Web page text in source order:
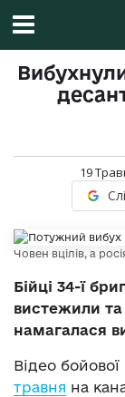
19
Човен вцілів, а
Бійці 34-ї
вистежили
намагалася
Відео
травня на